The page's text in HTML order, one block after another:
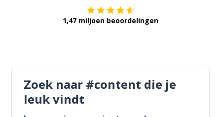
1,47 miljoen beoordelingen
Zoek naar #content die je
leuk vindt